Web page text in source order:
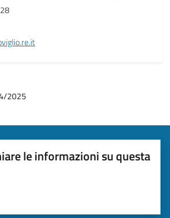
2025
le informazioni su questa
5 stelle su 5
stelle su 5
su 5
5